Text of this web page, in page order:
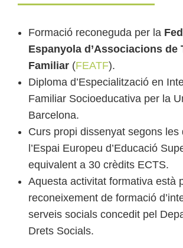
Formació reconeguda per la
Espanyola d’Associacions de
Familiar (FEATF).
Diploma d’Especialització en
Familiar Socioeducativa per la
Barcelona.
Curs propi dissenyat segons les
l’Espai Europeu d’Educació
equivalent a 30 crèdits ECTS.
Aquesta activitat formativa està
reconeixement de formació
serveis socials concedit pel
Drets Socials.